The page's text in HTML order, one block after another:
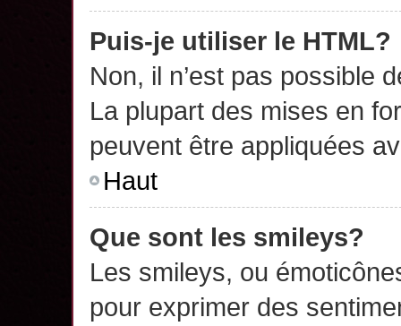
Puis-je utiliser le HTML?
Non, il n’est pas possible
La plupart des mises en
peuvent être appliquées
Haut
Que sont les smileys?
Les smileys, ou
pour exprimer des